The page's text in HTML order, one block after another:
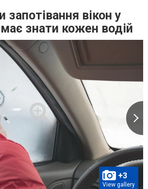
запотівання вікон у
знати кожен водій
+3
View gallery